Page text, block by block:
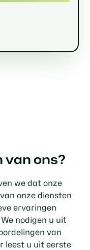
van ons?
we dat onze
onze diensten
ervaringen
nodigen u uit
van
leest u uit eerste